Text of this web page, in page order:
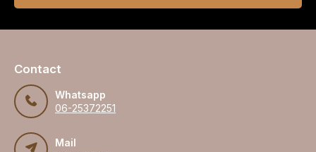
Contact
Whatsapp
06-25372251
Mail